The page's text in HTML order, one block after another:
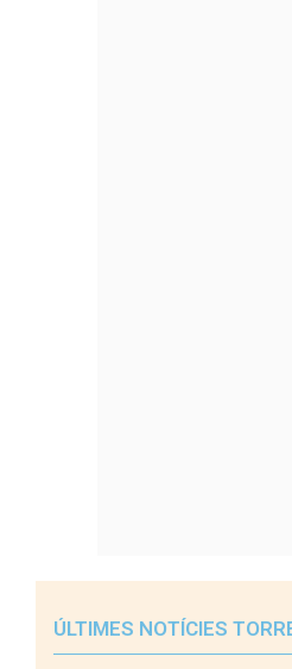
ÚLTIMES NOTÍCIES